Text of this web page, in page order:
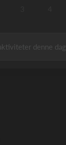
denne dag